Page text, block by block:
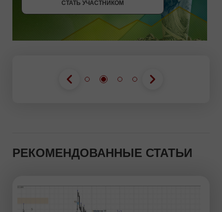
СТАТЬ УЧАСТНИКОМ
РЕКОМЕНДОВАННЫЕ СТАТЬИ